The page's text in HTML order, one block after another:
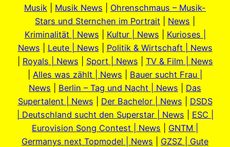
Musik
Musik News
Ohrenschmaus – Musik-
Stars und Sternchen im Portrait
News
Kriminalität | News
Kultur | News
Kurioses |
News
Leute | News
Politik & Wirtschaft | News
Royals | News Sport | News
TV & Film | News
Alles was zählt | News
Bauer sucht Frau |
News
Berlin – Tag und Nacht | News
Das
Supertalent | News
Der Bachelor | News
DSDS
| Deutschland sucht den Superstar | News
ESC |
Eurovision Song Contest | News
GNTM |
Germanys next Topmodel | News
GZSZ | Gute